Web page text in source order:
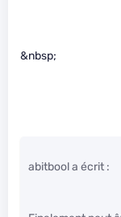
&nbsp;
abitbool a écrit :